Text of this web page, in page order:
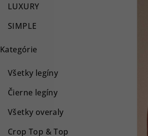
LUXURY
SIMPLE
Kategórie
Všetky legíny
Čierne legíny
Všetky overaly
Crop Top & Top